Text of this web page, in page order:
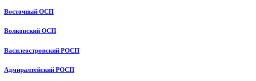
Восточный ОСП
Волковский ОСП
Василеостровский РОСП
Адмиралтейский РОСП